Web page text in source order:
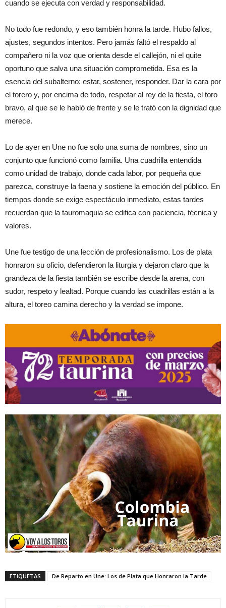
cuando se ejecuta con verdad y responsabilidad.
No todo fue redondo, y eso también honra la tarde. Hubo fallos,
ajustes, segundos intentos. Pero jamás faltó el respaldo al
compañero ni la voz que orienta desde el callejón, ni el quite
oportuno que salva una situación comprometida. Esa es la
esencia del subalterno: estar, sostener, responder. Dar la cara por
el torero y, por encima de todo, respetar al rey de la fiesta, el toro
bravo, al que se le habló de frente y se le trató con la dignidad que
merece.
Lo de ayer en Une no fue solo una suma de nombres, sino un
conjunto que funcionó como familia. Una cuadrilla entendida
como unidad de trabajo, donde cada labor, por pequeña que
parezca, construye la faena y sostiene la emoción del público. En
tiempos donde se exige espectáculo inmediato, estas tardes
recuerdan que la tauromaquia se edifica con paciencia, técnica y
valores.
Une fue testigo de una lección de profesionalismo. Los de plata
honraron su oficio, defendieron la liturgia y dejaron claro que la
grandeza de la fiesta también se escribe desde la arena, con
sudor, respeto y lealtad. Porque cuando las cuadrillas están a la
altura, el toreo camina derecho y la verdad se impone.
ETIQUETAS De Reparto en Une: Los de Plata que Honraron la Tarde